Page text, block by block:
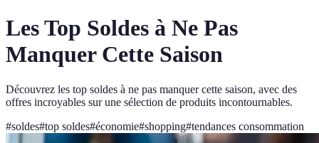
Les Top Soldes à Ne Pas
Manquer Cette Saison
Découvrez les top soldes à ne pas manquer cette saison, avec des
offres incroyables sur une sélection de produits incontournables.
#soldes#top soldes#économie#shopping#tendances consommation